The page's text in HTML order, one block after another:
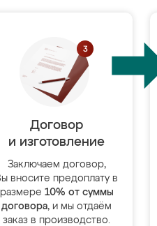
Договор
и изготовление
Заключаем договор,
вносите предоплату в
размере 10% от суммы
договора, и мы отдаём
заказ в производство.